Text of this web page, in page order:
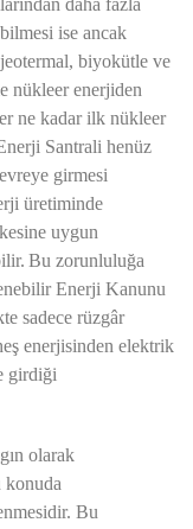
daha fazla
ise ancak
biyokütle ve
nükleer enerjiden
ne kadar ilk nükleer
Santrali henüz
girmesi
üretiminde
uygun
Bu zorunluluğa
Enerji Kanunu
sadece rüzgâr
enerjisinden elektrik
girdiği
olarak
konuda
Bu